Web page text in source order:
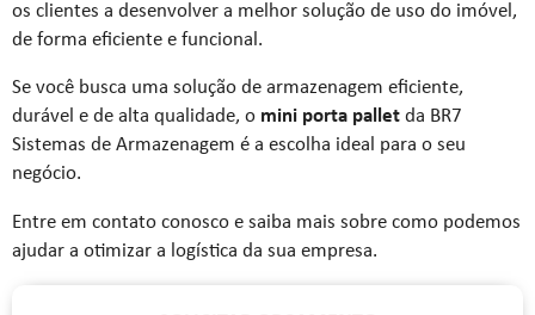
os clientes a desenvolver a melhor solução de uso do imóvel,
de forma eficiente e funcional.
Se você busca uma solução de armazenagem eficiente,
durável e de alta qualidade, o mini porta pallet da BR7
Sistemas de Armazenagem é a escolha ideal para o seu
negócio.
Entre em contato conosco e saiba mais sobre como podemos
ajudar a otimizar a logística da sua empresa.